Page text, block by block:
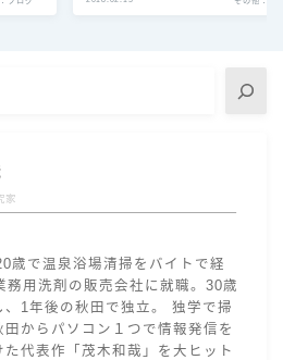
家
歳で温泉浴場清掃をバイトで経
務用洗剤の販売会社に就職。30歳
1年後の秋田で独立。 独学で掃
からパソコン１つで情報発信を
代表作「茂木和哉」を大ヒット